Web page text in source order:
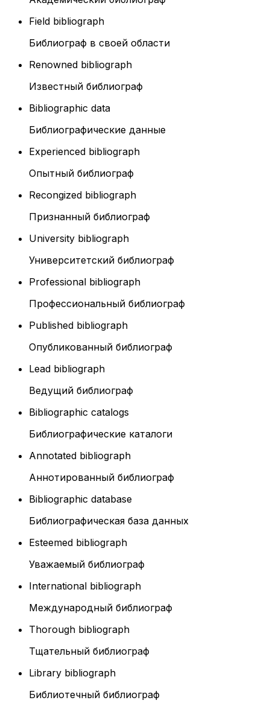
Field bibliograph
Библиограф в своей области
Renowned bibliograph
Известный библиограф
Bibliographic data
Библиографические данные
Experienced bibliograph
Опытный библиограф
Recongized bibliograph
Признанный библиограф
University bibliograph
Университетский библиограф
Professional bibliograph
Профессиональный библиограф
Published bibliograph
Опубликованный библиограф
Lead bibliograph
Ведущий библиограф
Bibliographic catalogs
Библиографические каталоги
Annotated bibliograph
Аннотированный библиограф
Bibliographic database
Библиографическая база данных
Esteemed bibliograph
Уважаемый библиограф
International bibliograph
Международный библиограф
Thorough bibliograph
Тщательный библиограф
Library bibliograph
Библиотечный библиограф